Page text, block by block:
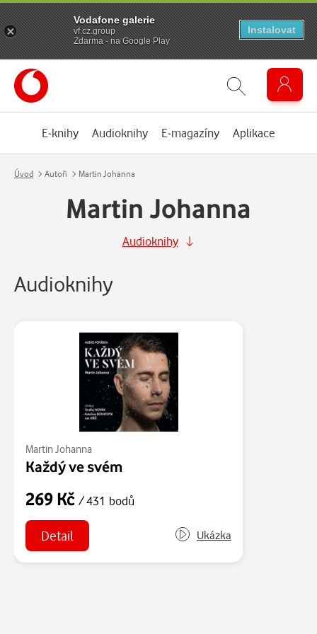
E-knihy Audioknihy E-magazíny Aplikace
Úvod Autoři Martin Johanna
Martin Johanna
Audioknihy
Audioknihy
Martin Johanna
Každý ve svém
269 Kč / 431 bodů
Detail Ukázka
Vodafone galerie
vf.cz.group
Zdarma - na Google Play
Instalovat